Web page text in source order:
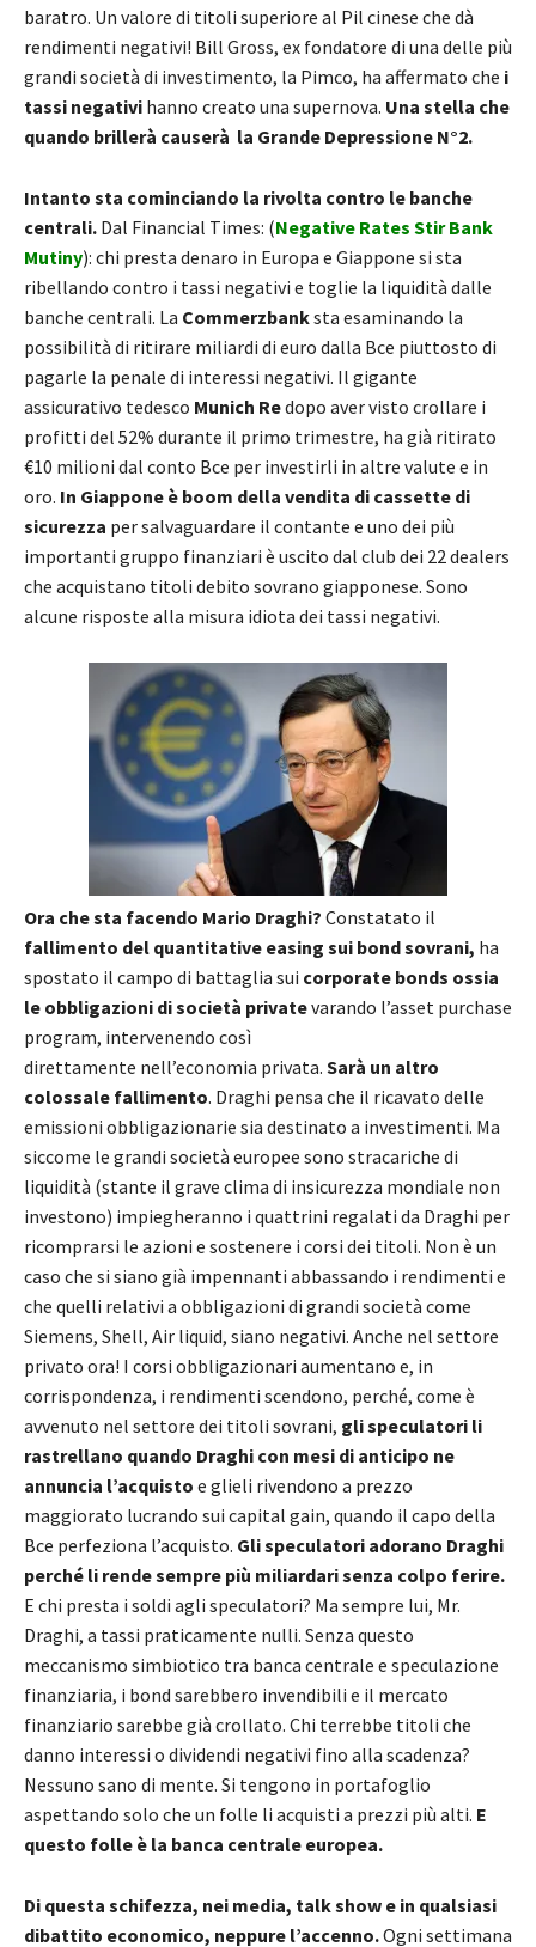
baratro. Un valore di titoli superiore al Pil cinese che dà
rendimenti negativi! Bill Gross, ex fondatore di una delle più
grandi società di investimento, la Pimco, ha affermato che i
tassi negativi hanno creato una supernova. Una stella che
quando brillerà causerà la Grande Depressione N°2.
Intanto sta cominciando la rivolta contro le banche
centrali. Dal Financial Times: (Negative Rates Stir Bank
Mutiny): chi presta denaro in Europa e Giappone si sta
ribellando contro i tassi negativi e toglie la liquidità dalle
banche centrali. La Commerzbanksta esaminando la
possibilità di ritirare miliardi di euro dalla Bce piuttosto di
pagarle la penale di interessi negativi. Il gigante
assicurativo tedesco Munich Redopo aver visto crollare i
profitti del 52% durante il primo trimestre, ha già ritirato
€10 milioni dal conto Bce per investirli in altre valute e in
oro. In Giappone è boom della vendita di cassette di
sicurezza per salvaguardare il contante e uno dei più
importanti gruppo finanziari è uscito dal club dei 22 dealers
che acquistano titoli debito sovrano giapponese. Sono
alcune risposte alla misura idiota dei tassi negativi.
Ora che sta facendo Mario Draghi? Constatato il
fallimento del quantitative easing sui bond sovrani, ha
spostato il campo di battaglia sui corporate bonds ossia
le obbligazioni di società privatevarando l’asset purchase
program, intervenendo così
direttamente nell’economia privata. Sarà un altro
colossale fallimento. Draghi pensa che il ricavato delle
emissioni obbligazionarie sia destinato a investimenti. Ma
siccome le grandi società europee sono stracariche di
liquidità (stante il grave clima di insicurezza mondiale non
investono) impiegheranno i quattrini regalati da Draghi per
ricomprarsi le azioni e sostenere i corsi dei titoli. Non è un
caso che si siano già impennanti abbassando i rendimenti e
che quelli relativi a obbligazioni di grandi società come
Siemens, Shell, Air liquid, siano negativi. Anche nel settore
privato ora! I corsi obbligazionari aumentano e, in
corrispondenza, i rendimenti scendono, perché, come è
avvenuto nel settore dei titoli sovrani, gli speculatori li
rastrellano quando Draghi con mesi di anticipo ne
annuncia l’acquisto e glieli rivendono a prezzo
maggiorato lucrando sui capital gain, quando il capo della
Bce perfeziona l’acquisto. Gli speculatori adorano Draghi
perché li rende sempre più miliardari senza colpo ferire.
E chi presta i soldi agli speculatori? Ma sempre lui, Mr.
Draghi, a tassi praticamente nulli. Senza questo
meccanismo simbiotico tra banca centrale e speculazione
finanziaria, i bond sarebbero invendibili e il mercato
finanziario sarebbe già crollato. Chi terrebbe titoli che
danno interessi o dividendi negativi fino alla scadenza?
Nessuno sano di mente. Si tengono in portafoglio
aspettando solo che un folle li acquisti a prezzi più alti. E
questo folle è la banca centrale europea.
Di questa schifezza, nei media, talk show e in qualsiasi
dibattito economico, neppure l’accenno.Ogni settimana